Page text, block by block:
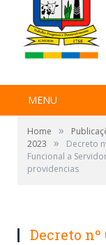
MENU
Home »
2023
»
Decreto
Funcional a
providencias
Decreto nº